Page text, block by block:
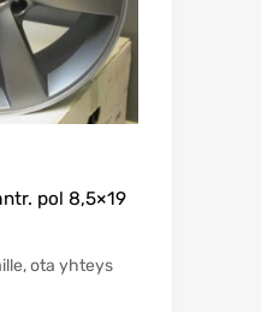
pol 8,5×19
ota yhteys